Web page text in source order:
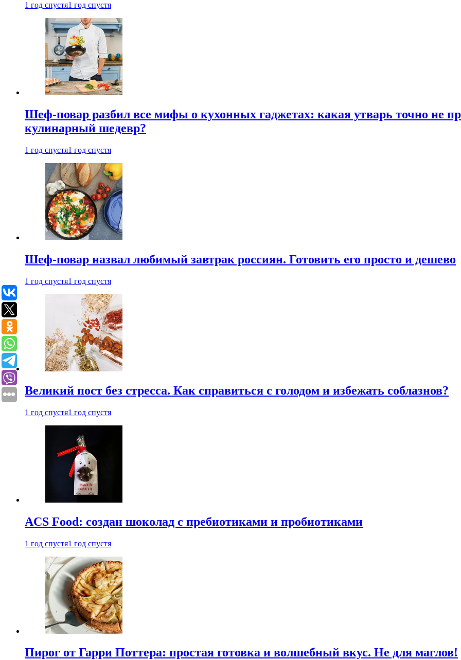
1 год спустя1 год спустя
Шеф-повар разбил все мифы о кухонных гаджетах: какая утварь точно не
кулинарный шедевр?
1 год спустя1 год спустя
Шеф-повар назвал любимый завтрак россиян. Готовить его просто и дешево
1 год спустя1 год спустя
Великий пост без стресса. Как справиться с голодом и избежать соблазнов?
1 год спустя1 год спустя
ACS Food: создан шоколад с пребиотиками и пробиотиками
1 год спустя1 год спустя
Пирог от Гарри Поттера: простая готовка и волшебный вкус. Не для маглов!